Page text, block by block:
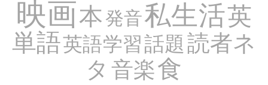
映画本発音私生活英
単語英語学習話題読者ネ
タ 音楽食